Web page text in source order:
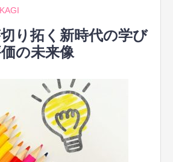
り拓く新時代の学び
の未来像